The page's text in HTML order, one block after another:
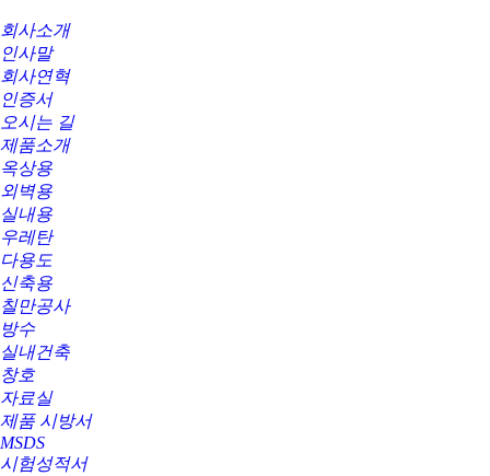
회사소개
인사말
회사연혁
인증서
오시는 길
제품소개
옥상용
외벽용
실내용
우레탄
다용도
신축용
칠만공사
방수
실내건축
창호
자료실
제품 시방서
MSDS
시험성적서